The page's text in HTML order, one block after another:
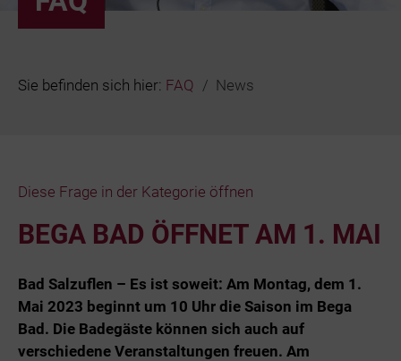
Sie befinden sich hier: FAQ News
Diese Frage in der Kategorie öffnen
BEGA BAD ÖFFNET AM 1. MAI
Bad Salzuflen – Es ist soweit: Am Montag, dem 1.
Mai 2023 beginnt um 10 Uhr die Saison im Bega
Bad. Die Badegäste können sich auch auf
verschiedene Veranstaltungen freuen. Am
Bäder